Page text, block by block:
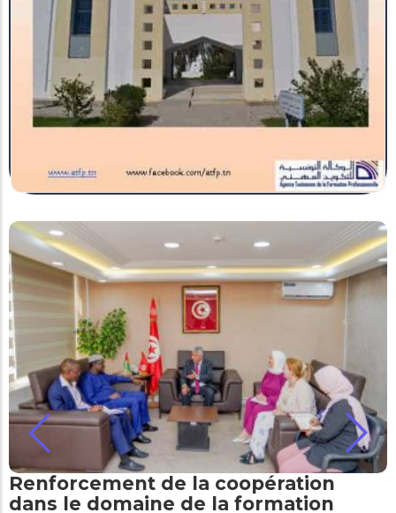
Renforcement de la coopération
dans le domaine de la formation